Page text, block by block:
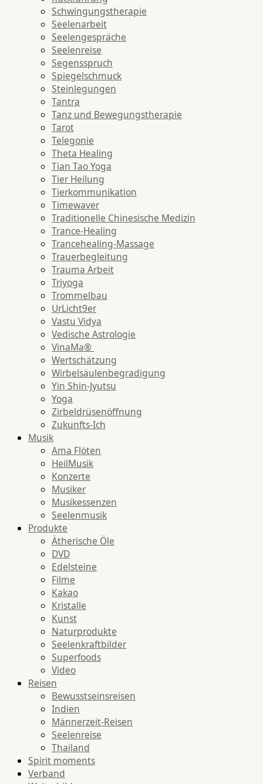
Schwingungstherapie
Seelenarbeit
Seelengespräche
Seelenreise
Segensspruch
Spiegelschmuck
Steinlegungen
Tantra
Tanz und Bewegungstherapie
Tarot
Telegonie
Theta Healing
Tian Tao Yoga
Tier Heilung
Tierkommunikation
Timewaver
Traditionelle Chinesische Medizin
Trance-Healing
Trancehealing-Massage
Trauerbegleitung
Trauma Arbeit
Triyoga
Trommelbau
UrLicht9er
Vastu Vidya
Vedische Astrologie
VinaMa®
Wertschätzung
Wirbelsäulenbegradigung
Yin Shin-Jyutsu
Yoga
Zirbeldrüsenöffnung
Zukunfts-Ich
Musik
Ama Flöten
HeilMusik
Konzerte
Musiker
Musikessenzen
Seelenmusik
Produkte
Ätherische Öle
DVD
Edelsteine
Filme
Kakao
Kristalle
Kunst
Naturprodukte
Seelenkraftbilder
Superfoods
Video
Reisen
Bewusstseinsreisen
Indien
Männerzeit-Reisen
Seelenreise
Thailand
Spirit moments
Verband